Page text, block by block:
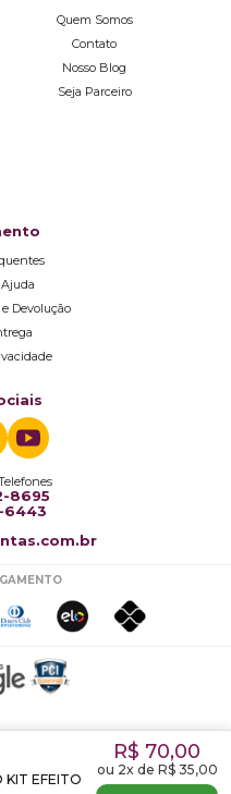
KIT EFEITO
R$ 70,00
ou 2xde R$ 35,00
Quem Somos
Contato
Nosso Blog
Seja Parceiro
Devolução
8695
6443
os direitos reservados.br
0001-38 - Endereço: Rua Vergueiro, 8334